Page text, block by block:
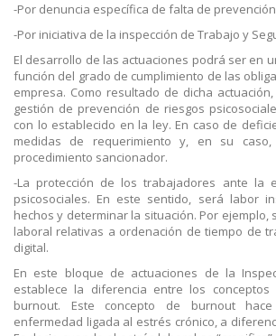
-Por denuncia específica de falta de
-Por iniciativa de la inspección de Trabajo y
El desarrollo de las actuaciones podrá ser en
función del grado de cumplimiento de las
empresa. Como resultado de dicha
gestión de prevención de riesgos
con lo establecido en la ley. En caso de
medidas de requerimiento y, en su
procedimiento sancionador.
-La protección de los trabajadores ante la
psicosociales. En este sentido, será labor
hechos y determinar la situación. Por ejemplo,
laboral relativas a ordenación de tiempo de
digital.
En este bloque de actuaciones de la
establece la diferencia entre los
burnout. Este concepto de burnout
enfermedad ligada al estrés crónico, a